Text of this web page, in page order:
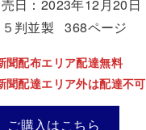
日：2023年12月20日
５判並製 368ページ
聞配布エリア配達無料
聞配達エリア外は配達不可
ご購入はこちら